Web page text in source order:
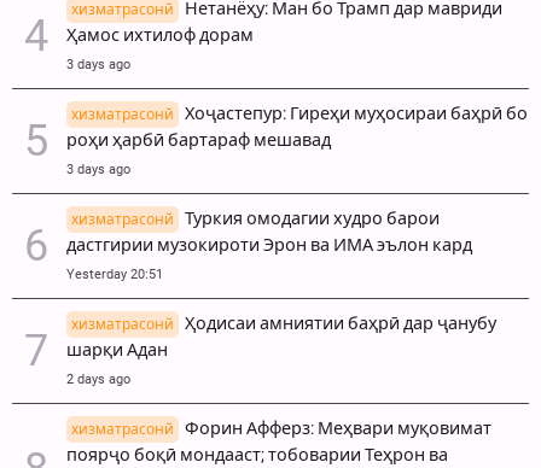
хизматрасонй
Нетанёҳу: Ман бо Трамп дар мавриди
Ҳамос ихтилоф дорам
3 days ago
хизматрасонй
Хоҷастепур: Гиреҳи муҳосираи баҳрӣ бо
роҳи ҳарбӣ бартараф мешавад
3 days ago
хизматрасонй
Туркия омодагии худро барои
дастгирии музокироти Эрон ва ИМА эълон кард
Yesterday 20:51
хизматрасонй
Ҳодисаи амниятии баҳрӣ дар ҷанубу
шарқи Адан
2 days ago
хизматрасонй
Форин Афферз: Меҳвари муқовимат
поярҷо боқӣ мондааст; тобоварии Теҳрон ва